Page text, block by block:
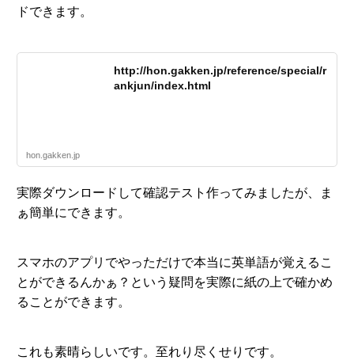
ドできます。
http://hon.gakken.jp/reference/special/r
ankjun/index.html
hon.gakken.jp
実際ダウンロードして確認テスト作ってみましたが、ま
ぁ簡単にできます。
スマホのアプリでやっただけで本当に英単語が覚えるこ
とができるんかぁ？という疑問を実際に紙の上で確かめ
ることができます。
これも素晴らしいです。至れり尽くせりです。